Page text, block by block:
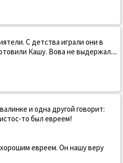
С детства играли они в
Кашу. Вова не выдержал....
и одна другой говорит:
то был евреем!
евреем. Он нашу веру